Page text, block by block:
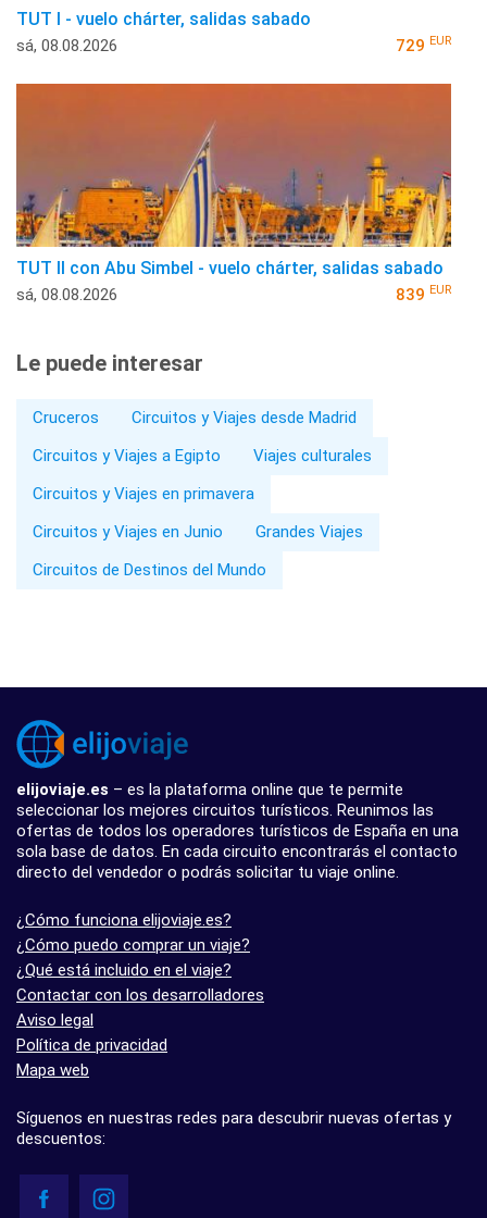
TUT I - vuelo chárter, salidas sabado
sá, 08.08.2026 729 EUR
TUT II con Abu Simbel - vuelo chárter, salidas sabado
sá, 08.08.2026 839 EUR
Le puede interesar
Cruceros
Circuitos y Viajes desde Madrid
Circuitos y Viajes a Egipto
Viajes culturales
Circuitos y Viajes en primavera
Circuitos y Viajes en Junio
Grandes Viajes
Circuitos de Destinos del Mundo
elijoviaje.es – es la plataforma online que te permite
seleccionar los mejores circuitos turísticos. Reunimos las
ofertas de todos los operadores turísticos de España en una
sola base de datos. En cada circuito encontrarás el contacto
directo del vendedor o podrás solicitar tu viaje online.
¿Cómo funciona elijoviaje.es?
¿Cómo puedo comprar un viaje?
¿Qué está incluido en el viaje?
Contactar con los desarrolladores
Aviso legal
Política de privacidad
Mapa web
Síguenos en nuestras redes para descubrir nuevas ofertas y
descuentos: